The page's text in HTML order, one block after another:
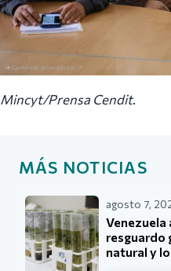
Mincyt/Prensa Cendit.
MÁS NOTICIAS
agosto 7,
Venezuela
resguardo
natural y